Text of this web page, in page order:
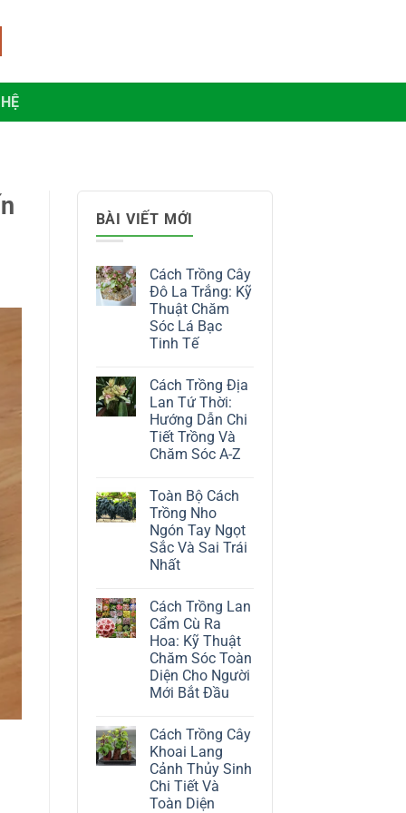
BÀI VIẾT MỚI
Cách Trồng Cây
Đô La Trắng: Kỹ
Thuật Chăm
Sóc Lá Bạc
Tinh Tế
bình
luận
ở
Cách
Trồng
Cây
Đô
Kỹ
Thuật
Chăm
Sóc
Lá
Bạc
Tinh
Cách Trồng Địa
Lan Tứ Thời:
Hướng Dẫn Chi
Tiết Trồng Và
Chăm Sóc A-Z
bình
luận
Cách
Trồng
Địa
Lan
Hướng
Dẫn
Chi
Tiết
Trồng
Và
Chăm
Sóc
A-
Toàn Bộ Cách
Trồng Nho
Ngón Tay Ngọt
Sắc Và Sai Trái
Nhất
bình
luận
ở
Toàn
Bộ
Cách
Trồng
Nho
Ngón
Sắc
Và
Sai
Trái
Nhất
Cách Trồng Lan
Cẩm Cù Ra
Hoa: Kỹ Thuật
Chăm Sóc Toàn
Diện Cho Người
Mới Bắt Đầu
bình
luận
ở
Cách
Trồng
Lan
Cẩm
Cách Trồng Cây
Khoai Lang
Cảnh Thủy Sinh
Chi Tiết Và
Toàn Diện